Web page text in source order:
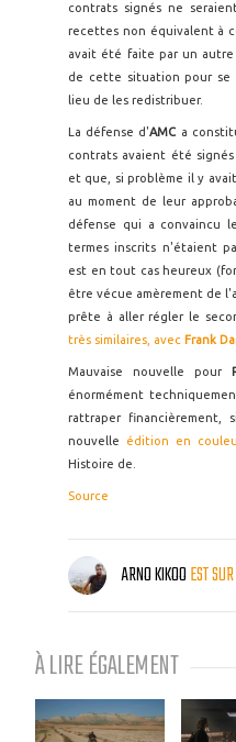
contrats signés ne
recettes non équivalent à
avait été faite par un autre
de cette situation pour se
lieu de les redistribuer.
La défense d'AMC a
contrats avaient été
et que, si problème il y
au moment de leur
défense qui a convaincu
termes inscrits n'étaient
est en tout cas heureux
être vécue amèrement de
prête à aller régler le
très similaires, avec Frank
Mauvaise nouvelle pour
énormément
rattraper financièrement,
nouvelle édition en
Histoire de.
Source
ARNO KIKOOEST
À LIRE ÉGALEMENT